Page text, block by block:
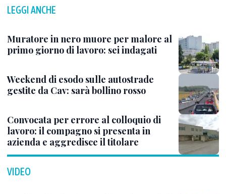
LEGGI ANCHE
Muratore in nero muore per malore al
primo giorno di lavoro: sei indagati
Weekend di esodo sulle autostrade
gestite da Cav: sarà bollino rosso
Convocata per errore al colloquio di
lavoro: il compagno si presenta in
azienda e aggredisce il titolare
VIDEO